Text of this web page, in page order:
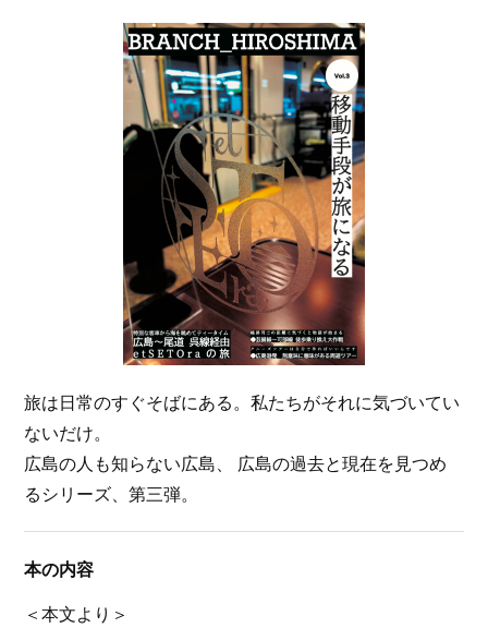
旅は日常のすぐそばにある。私たちがそれに気づいてい
ないだけ。
広島の人も知らない広島、 広島の過去と現在を見つめ
るシリーズ、第三弾。
本の内容
＜本文より＞